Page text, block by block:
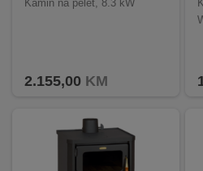
Kamin na pelet, 8.3 kW
2.155,00 KM